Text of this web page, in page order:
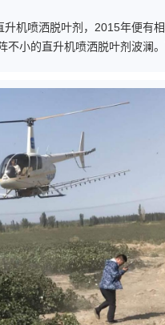
机喷洒脱叶剂，2015年便有
小的直升机喷洒脱叶剂波澜